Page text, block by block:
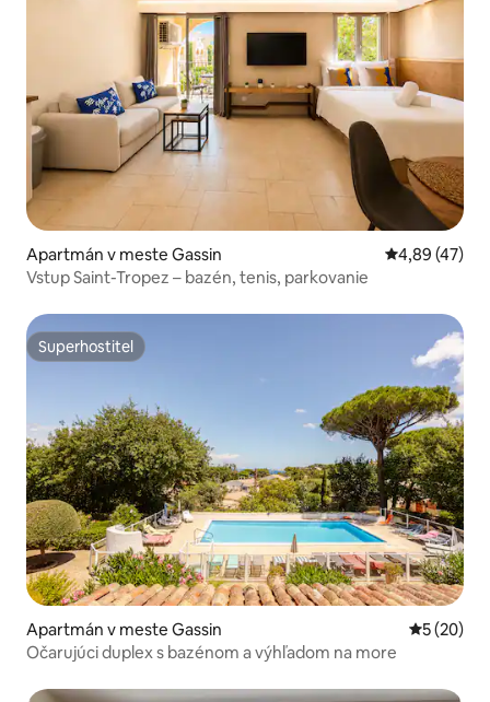
Apartmán v meste Gassin Priemerné
4,89 (47)
Vstup Saint-Tropez – bazén, tenis, parkovanie
Superhostiteľ
Superhostiteľ
Apartmán v meste Gassin
5 (20)
Očarujúci duplex s bazénom a výhľadom na more